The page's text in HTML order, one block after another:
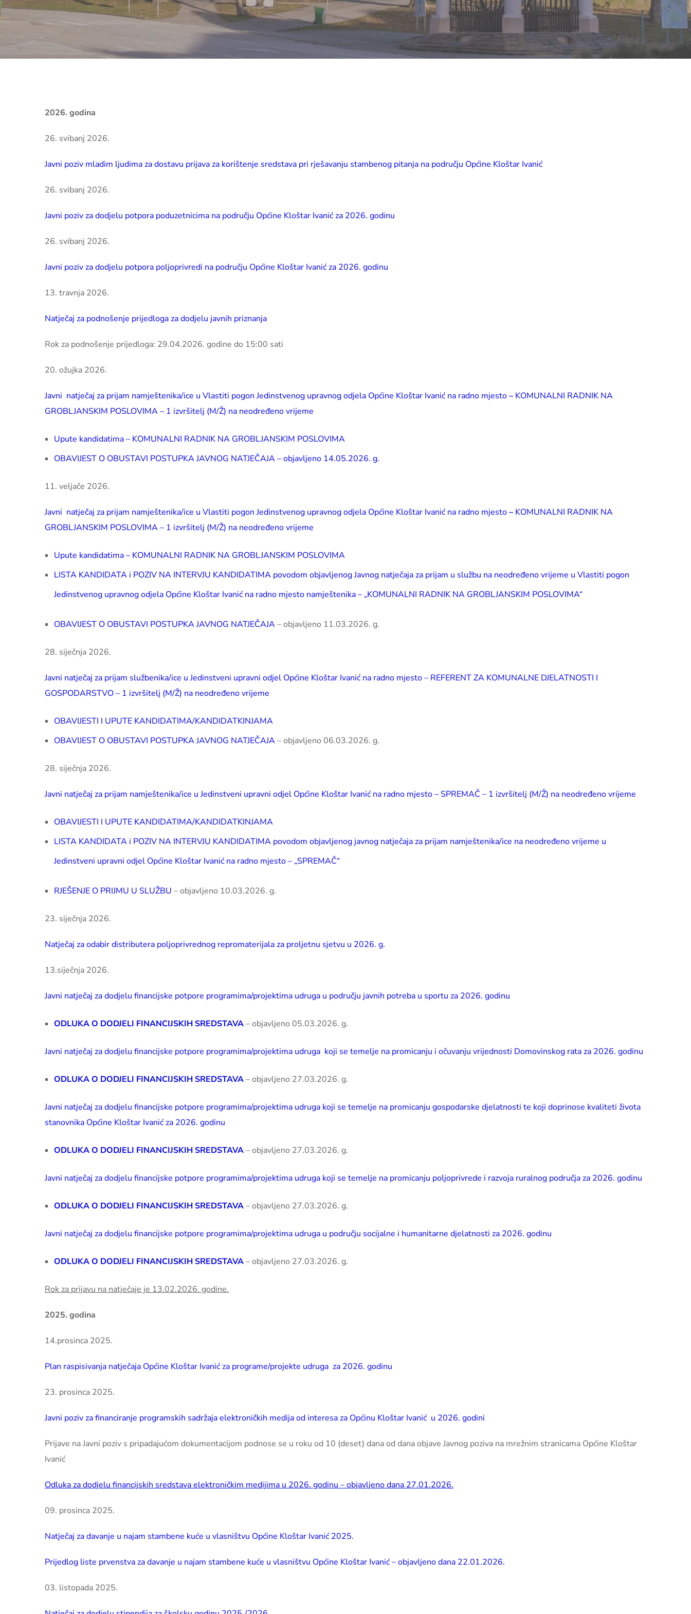
2026. godina
26. svibanj 2026.
Javni poziv mladim ljudima za dostavu prijava za korištenje sredstava pri rješavanju stambenog pitanja na području Općine Kloštar Ivanić
26. svibanj 2026.
Javni poziv za dodjelu potpora poduzetnicima na području Općine Kloštar Ivanić za 2026. godinu
26. svibanj 2026.
Javni poziv za dodjelu potpora poljoprivredi na području Općine Kloštar Ivanić za 2026. godinu
13. travnja 2026.
Natječaj za podnošenje prijedloga za dodjelu javnih priznanja
Rok za podnošenje prijedloga: 29.04.2026. godine do 15:00 sati
20. ožujka 2026.
Javni natječaj za prijam namještenika/ice u Vlastiti pogon Jedinstvenog upravnog odjela Općine Kloštar Ivanić na radno mjesto– KOMUNALNI RADNIK NA
GROBLJANSKIM POSLOVIMA – 1 izvršitelj (M/Ž) na neodređeno vrijeme
Upute kandidatima – KOMUNALNI RADNIK NA GROBLJANSKIM POSLOVIMA
OBAVIJEST O OBUSTAVI POSTUPKA JAVNOG NATJEČAJA – objavljeno 14.05.2026. g.
11. veljače 2026.
Javni natječaj za prijam namještenika/ice u Vlastiti pogon Jedinstvenog upravnog odjela Općine Kloštar Ivanić na radno mjesto– KOMUNALNI RADNIK NA
GROBLJANSKIM POSLOVIMA – 1 izvršitelj (M/Ž) na neodređeno vrijeme
Upute kandidatima – KOMUNALNI RADNIK NA GROBLJANSKIM POSLOVIMA
LISTA KANDIDATA i POZIV NA INTERVJU KANDIDATIMA povodom objavljenog Javnog natječaja za prijam u službu na neodređeno vrijeme u Vlastiti pogon
Jedinstvenog upravnog odjela Općine Kloštar Ivanić na radno mjesto namještenika – „KOMUNALNI RADNIK NA GROBLJANSKIM POSLOVIMA“
OBAVIJEST O OBUSTAVI POSTUPKA JAVNOG NATJEČAJA– objavljeno 11.03.2026. g.
28. siječnja 2026.
Javni natječaj za prijam službenika/ice u Jedinstveni upravni odjel Općine Kloštar Ivanić na radno mjesto – REFERENT ZA KOMUNALNE DJELATNOSTI I
GOSPODARSTVO – 1 izvršitelj (M/Ž) na neodređeno vrijeme
OBAVIJESTI I UPUTE KANDIDATIMA/KANDIDATKINJAMA
OBAVIJEST O OBUSTAVI POSTUPKA JAVNOG NATJEČAJA– objavljeno 06.03.2026. g.
28. siječnja 2026.
Javni natječaj za prijam namještenika/ice u Jedinstveni upravni odjel Općine Kloštar Ivanić na radno mjesto – SPREMAČ – 1 izvršitelj (M/Ž) na neodređeno vrijeme
OBAVIJESTI I UPUTE KANDIDATIMA/KANDIDATKINJAMA
LISTA KANDIDATA i POZIV NA INTERVJU KANDIDATIMA povodom objavljenog javnog natječaja za prijam namještenika/ice na neodređeno vrijeme u
Jedinstveni upravni odjel Općine Kloštar Ivanić na radno mjesto – „SPREMAČ“
RJEŠENJE O PRIJMU U SLUŽBU – objavljeno 10.03.2026. g.
23. siječnja 2026.
Natječaj za odabir distributera poljoprivrednog repromaterijala za proljetnu sjetvu u 2026. g.
13.siječnja 2026.
Javni natječaj za dodjelu financijske potpore programima/projektima udruga u području javnih potreba u sportu za 2026. godinu
ODLUKA O DODJELI FINANCIJSKIH SREDSTAVA– objavljeno 05.03.2026. g.
Javni natječaj za dodjelu financijske potpore programima/projektima udruga koji se temelje na promicanju i očuvanju vrijednosti Domovinskog rata za 2026. godinu
ODLUKA O DODJELI FINANCIJSKIH SREDSTAVA – objavljeno 27.03.2026. g.
Javni natječaj za dodjelu financijske potpore programima/projektima udruga koji se temelje na promicanju gospodarske djelatnosti te koji doprinose kvaliteti života
stanovnika Općine Kloštar Ivanić za 2026. godinu
ODLUKA O DODJELI FINANCIJSKIH SREDSTAVA– objavljeno 27.03.2026. g.
Javni natječaj za dodjelu financijske potpore programima/projektima udruga koji se temelje na promicanju poljoprivrede i razvoja ruralnog područja za 2026. godinu
ODLUKA O DODJELI FINANCIJSKIH SREDSTAVA– objavljeno 27.03.2026. g.
Javni natječaj za dodjelu financijske potpore programima/projektima udruga u području socijalne i humanitarne djelatnosti za 2026. godinu
ODLUKA O DODJELI FINANCIJSKIH SREDSTAVA – objavljeno 27.03.2026. g.
Rok za prijavu na natječaje je 13.02.2026. godine.
2025. godina
14.prosinca 2025.
Plan raspisivanja natječaja Općine Kloštar Ivanić za programe/projekte udruga za 2026. godinu
23. prosinca 2025.
Javni poziv za financiranje programskih sadržaja elektroničkih medija od interesa za Općinu Kloštar Ivanić u 2026. godini
Prijave na Javni poziv s pripadajućom dokumentacijom podnose se u roku od 10 (deset) dana od dana objave Javnog poziva na mrežnim stranicama Općine Kloštar
Ivanić
Odluka za dodjelu financijskih sredstava elektroničkim medijima u 2026. godinu – objavljeno dana 27.01.2026.
09. prosinca 2025.
Natječaj za davanje u najam stambene kuće u vlasništvu Općine Kloštar Ivanić 2025.
Prijedlog liste prvenstva za davanje u najam stambene kuće u vlasništvu Općine Kloštar Ivanić – objavljeno dana 22.01.2026.
03. listopada 2025.